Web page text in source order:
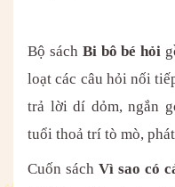
Bộ sách Bi bô bé hỏi
loạt các câu hỏi nối
trả lời dí dỏm, ngắn
tuổi thoả trí tò mò,
Cuốn sáchVì sao có